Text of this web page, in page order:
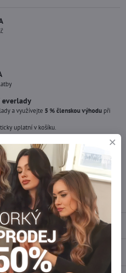
everlady
a využívejte 5 % členskou výhodu při
uplatní v košíku.
kusů ?
pro Vás doskladníme!